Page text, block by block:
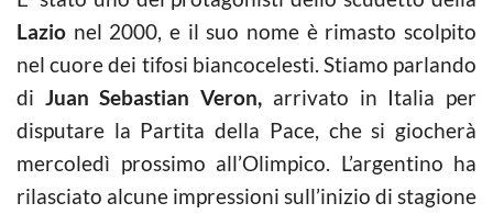
Lazio nel 2000, e il suo nome è rimasto scolpito
nel cuore dei tifosi biancocelesti. Stiamo parlando
di Juan Sebastian Veron, arrivato in Italia per
disputare la Partita della Pace, che si giocherà
mercoledì prossimo all’Olimpico. L’argentino ha
rilasciato alcune impressioni sull’inizio di stagione